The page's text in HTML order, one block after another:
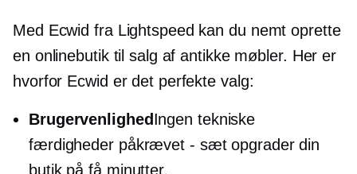
Med Ecwid fra Lightspeed kan du nemt oprette
en onlinebutik til salg af antikke møbler. Her er
hvorfor Ecwid er det perfekte valg:
BrugervenlighedIngen tekniske
færdigheder påkrævet - sætopgrader din
butik på få minutter.